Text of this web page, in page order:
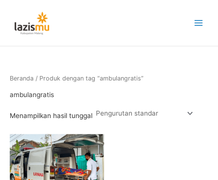
konten
Beranda / Produk dengan tag “ambulangratis”
ambulangratis
Menampilkan hasil tunggal